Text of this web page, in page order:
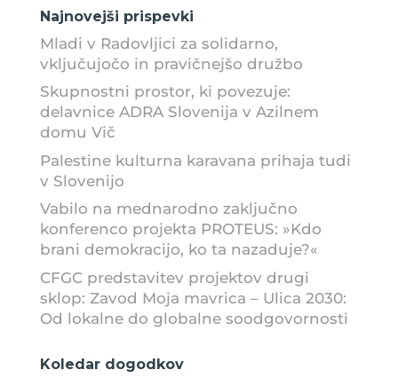
Najnovejši prispevki
Mladi v Radovljici za solidarno,
vključujočo in pravičnejšo družbo
Skupnostni prostor, ki povezuje:
delavnice ADRA Slovenija v Azilnem
domu Vič
Palestine kulturna karavana prihaja tudi
v Slovenijo
Vabilo na mednarodno zaključno
konferenco projekta PROTEUS: »Kdo
brani demokracijo, ko ta nazaduje?«
CFGC predstavitev projektov drugi
sklop: Zavod Moja mavrica – Ulica 2030:
Od lokalne do globalne soodgovornosti
Koledar dogodkov